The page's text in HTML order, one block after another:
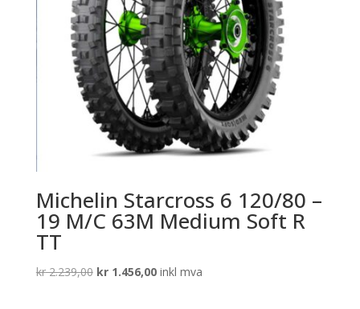
Michelin Starcross 6 120/80 –
19 M/C 63M Medium Soft R
TT
kr2.239,00 Opprinnelig
kr1.456,00Nåværende
inkl mva